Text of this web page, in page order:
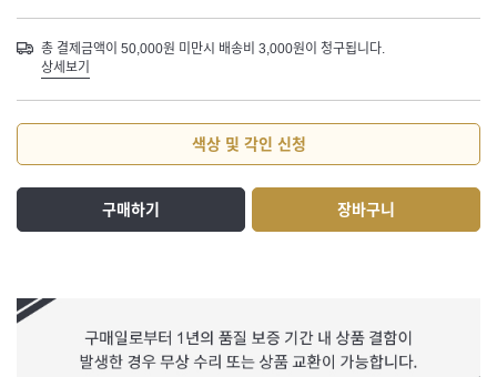
총 결제금액이 50,000원 미만시 배송비 3,000원이 청구됩니다.
상세보기
색상 및 각인 신청
구매하기 장바구니